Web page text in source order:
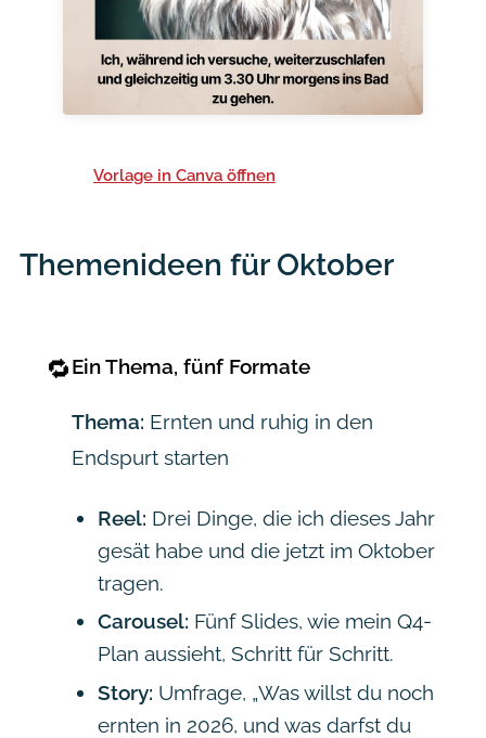
Vorlage in Canva öffnen
Themenideen für Oktober
🔁Ein Thema, fünf Formate
Thema: Ernten und ruhig in den
Endspurt starten
Reel: Drei Dinge, die ich dieses Jahr
gesät habe und die jetzt im Oktober
tragen.
Carousel: Fünf Slides, wie mein Q4-
Plan aussieht, Schritt für Schritt.
Story: Umfrage, „Was willst du noch
ernten in 2026, und was darfst du